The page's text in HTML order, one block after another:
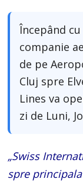
Începând
companie
de pe
Cluj spre
Lines va
zi de Luni,
„Swiss
spre